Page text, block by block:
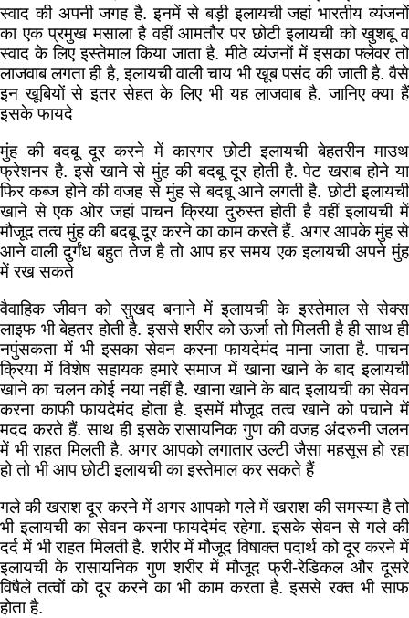
स्वाद की अपनी जगह है. इनमें से बड़ी इलायची जहां भारतीय व्यंजनों
का एक प्रमुख मसाला है वहीं आमतौर पर छोटी इलायची को खुशबू व
स्वाद के लिए इस्तेमाल किया जाता है. मीठे व्यंजनों में इसका फ्लेवर तो
लाजवाब लगता ही है, इलायची वाली चाय भी खूब पसंद की जाती है. वैसे
इन खूबियों से इतर सेहत के लिए भी यह लाजवाब है. जानिए क्या हैं
इसके फायदे
मुंह की बदबू दूर करने में कारगर छोटी इलायची बेहतरीन माउथ
फ्रेशनर है. इसे खाने से मुंह की बदबू दूर होती है. पेट खराब होने या
फिर कब्ज होने की वजह से मुंह से बदबू आने लगती है. छोटी इलायची
खाने से एक ओर जहां पाचन क्रिया दुरुस्त होती है वहीं इलायची में
मौजूद तत्व मुंह की बदबू दूर करने का काम करते हैं. अगर आपके मुंह से
आने वाली दुर्गंध बहुत तेज है तो आप हर समय एक इलायची अपने मुंह
में रख सकते
वैवाहिक जीवन को सुखद बनाने में इलायची के इस्तेमाल से सेक्स
लाइफ भी बेहतर होती है. इससे शरीर को ऊर्जा तो मिलती है ही साथ ही
नपुंसकता में भी इसका सेवन करना फायदेमंद माना जाता है. पाचन
क्रिया में विशेष सहायक हमारे समाज में खाना खाने के बाद इलायची
खाने का चलन कोई नया नहीं है. खाना खाने के बाद इलायची का सेवन
करना काफी फायदेमंद होता है. इसमें मौजूद तत्व खाने को पचाने में
मदद करते हैं. साथ ही इसके रासायनिक गुण की वजह अंदरुनी जलन
में भी राहत मिलती है. अगर आपको लगातार उल्टी जैसा महसूस हो रहा
हो तो भी आप छोटी इलायची का इस्तेमाल कर सकते हैं
गले की खराश दूर करने में अगर आपको गले में खराश की समस्या है तो
भी इलायची का सेवन करना फायदेमंद रहेगा. इसके सेवन से गले की
दर्द में भी राहत मिलती है. शरीर में मौजूद विषाक्त पदार्थ को दूर करने में
इलायची के रासायनिक गुण शरीर में मौजूद फ्री-रेडिकल और दूसरे
विषैले तत्वों को दूर करने का भी काम करता है. इससे रक्त भी साफ
होता है.